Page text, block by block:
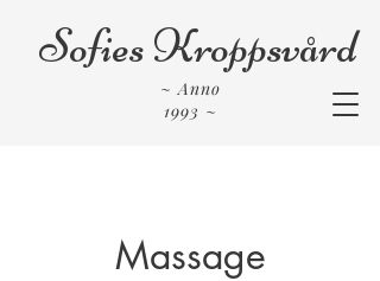
Sofies Kroppsvård
~ Anno
1993 ~
Massage